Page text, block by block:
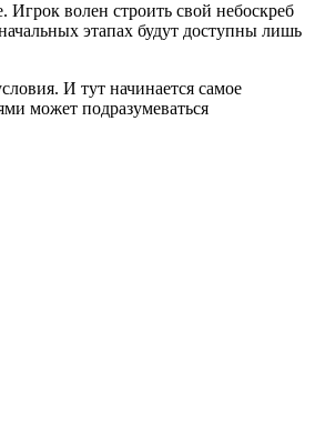
волен строить свой небоскреб
этапах будут доступны лишь
И тут начинается самое
может подразумеваться